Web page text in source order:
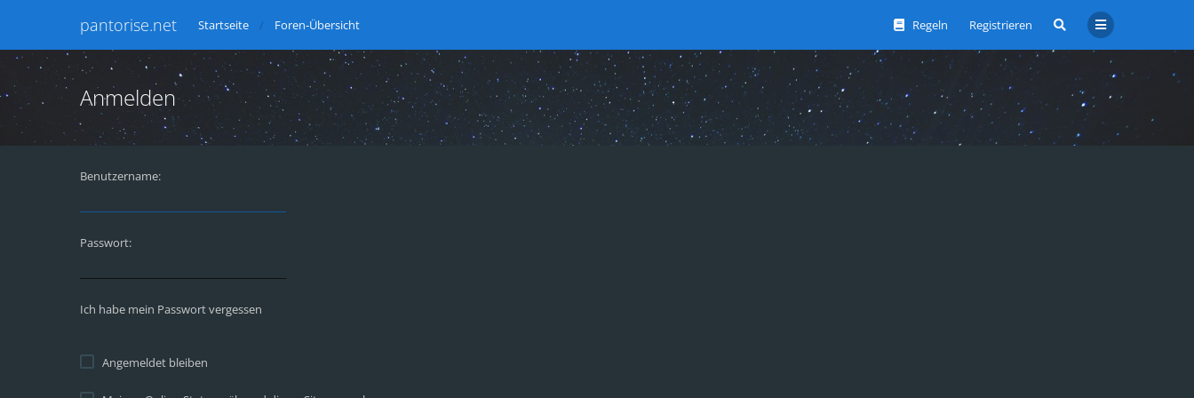
pantorise.net Regeln Registrieren
Startseite Foren-Übersicht
Anmelden
Benutzername:
Passwort:
Ich habe mein Passwort vergessen
Angemeldet bleiben